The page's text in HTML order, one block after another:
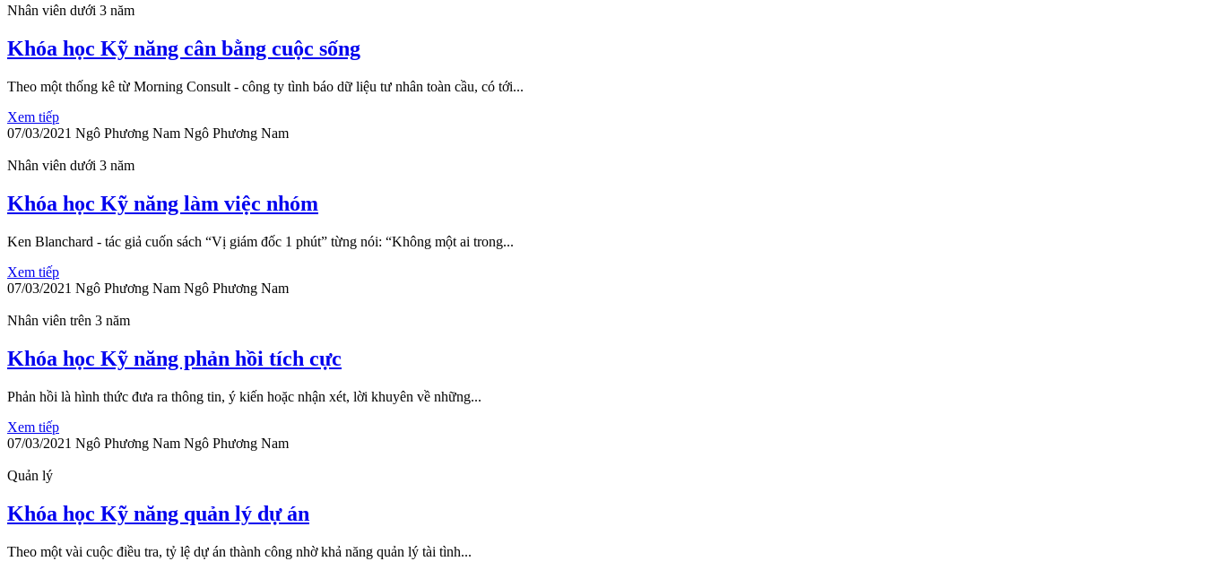
Nhân viên dưới 3 năm
Khóa học Kỹ năng cân bằng cuộc sống
Theo một thống kê từ Morning Consult - công ty tình báo dữ liệu tư nhân toàn cầu, có tới...
Xem tiếp
07/03/2021 Ngô Phương Nam Ngô Phương Nam
Nhân viên dưới 3 năm
Khóa học Kỹ năng làm việc nhóm
Ken Blanchard - tác giả cuốn sách “Vị giám đốc 1 phút” từng nói: “Không một ai trong...
Xem tiếp
07/03/2021 Ngô Phương Nam Ngô Phương Nam
Nhân viên trên 3 năm
Khóa học Kỹ năng phản hồi tích cực
Phản hồi là hình thức đưa ra thông tin, ý kiến hoặc nhận xét, lời khuyên về những...
Xem tiếp
07/03/2021 Ngô Phương Nam Ngô Phương Nam
Quản lý
Khóa học Kỹ năng quản lý dự án
Theo một vài cuộc điều tra, tỷ lệ dự án thành công nhờ khả năng quản lý tài tình...